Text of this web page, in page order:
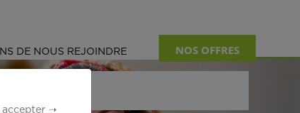
DE NOUS REJOINDRE NOS OFFRES
accepter ➝